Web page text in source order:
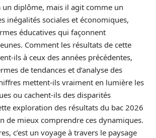
un diplôme, mais il agit comme un
inégalités sociales et économiques,
éducatives qui façonnent
Comment les résultats de cette
ils à ceux des années précédentes,
de tendances et d’analyse des
mettent-ils vraiment en lumière les
ou cachent-ils des disparités
exploration des résultats du bac 2026
de mieux comprendre ces dynamiques.
c’est un voyage à travers le paysage